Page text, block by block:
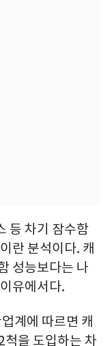
등 차기 잠수함
란 분석이다. 캐
성능보다는 나
유에서다.
계에 따르면 캐
을 도입하는 차